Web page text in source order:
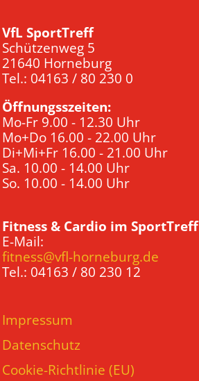
VfL SportTreff
Schützenweg 5
21640 Horneburg
Tel.: 04163 / 80 230 0
Öffnungsszeiten:
Mo-Fr 9.00 - 12.30 Uhr
Mo+Do 16.00 - 22.00 Uhr
Di+Mi+Fr 16.00 - 21.00 Uhr
Sa. 10.00 - 14.00 Uhr
So. 10.00 - 14.00 Uhr
Fitness & Cardio im SportTreff
E-Mail:
fitness@vfl-horneburg.de
Tel.: 04163 / 80 230 12
Impressum
Datenschutz
Cookie-Richtlinie (EU)